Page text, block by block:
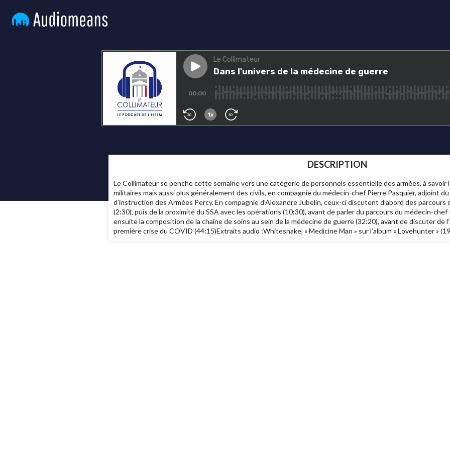
DESCRIPTION
Le Collimateur se penche cette semaine vers une catégorie de personnels essentielle des armées, à savoir
militaires mais aussi plus généralement des civils, en compagnie du médecin-chef Pierre Pasquier, adjoint
d’instruction des Armées Percy. En compagnie d’Alexandre Jubelin, ceux-ci discutent d’abord des
(2:30), puis de la proximité du SSA avec les opérations (10:30), avant de parler du parcours du médecin-
ensuite la composition de la chaîne de soins au sein de la médecine de guerre (32:20), avant de discuter de
première crise du COVID (44:15)Extraits audio :Whitesnake, « Medicine Man » sur l’album « Lovehunter »